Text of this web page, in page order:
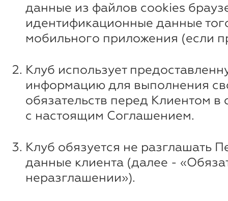
данные из файлов cookies
идентификационные данные
мобильного приложения (если
Клуб использует
информацию для выполнения
обязательств перед Клиентом в
с настоящим Соглашением.
Клуб обязуется не разглашать
данные клиента (далее -
неразглашении»).